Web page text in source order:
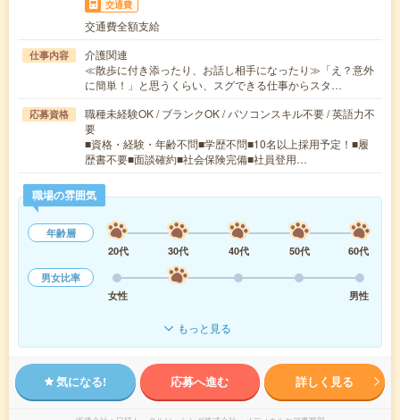
交通費
交通費全額支給
仕事内容
介護関連
≪散歩に付き添ったり、お話し相手になったり≫「え？意外
に簡単！」と思うくらい、スグできる仕事からスタ…
応募資格
職種未経験OK / ブランクOK / パソコンスキル不要 / 英語力不
要
■資格・経験・年齢不問■学歴不問■10名以上採用予定！■履
歴書不要■面談確約■社会保険完備■社員登用…
職場の雰囲気
年齢層
20代
30代 40代 50代
60代
男女比率
女性
男性
もっと見る
気になる! 応募へ進む 詳しく見る